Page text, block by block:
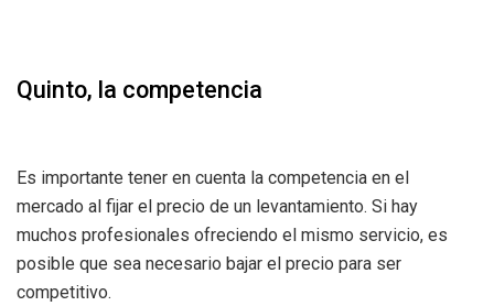
Quinto, la competencia
Es importante tener en cuenta la competencia en el
mercado al fijar el precio de un levantamiento. Si hay
muchos profesionales ofreciendo el mismo servicio, es
posible que sea necesario bajar el precio para ser
competitivo.